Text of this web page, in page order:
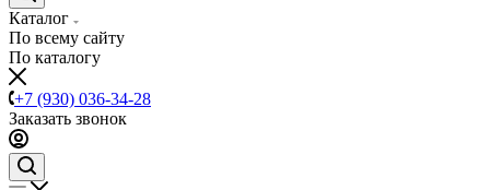
Каталог
По всему сайту
По каталогу
+7 (930) 036-34-28
Заказать звонок